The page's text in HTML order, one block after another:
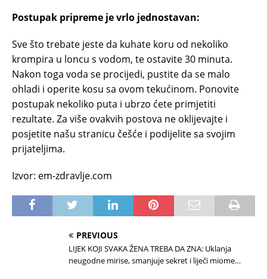
Postupak pripreme je vrlo jednostavan:
Sve što trebate jeste da kuhate koru od nekoliko
krompira u loncu s vodom, te ostavite 30 minuta.
Nakon toga voda se procijedi, pustite da se malo
ohladi i operite kosu sa ovom tekućinom. Ponovite
postupak nekoliko puta i ubrzo ćete primjetiti
rezultate. Za više ovakvih postova ne oklijevajte i
posjetite našu stranicu češće i podijelite sa svojim
prijateljima.
Izvor: em-zdravlje.com
PREVIOUS
LIJEK KOJI SVAKA ŽENA TREBA DA ZNA: Uklanja
neugodne mirise, smanjuje sekret i liječi miome…